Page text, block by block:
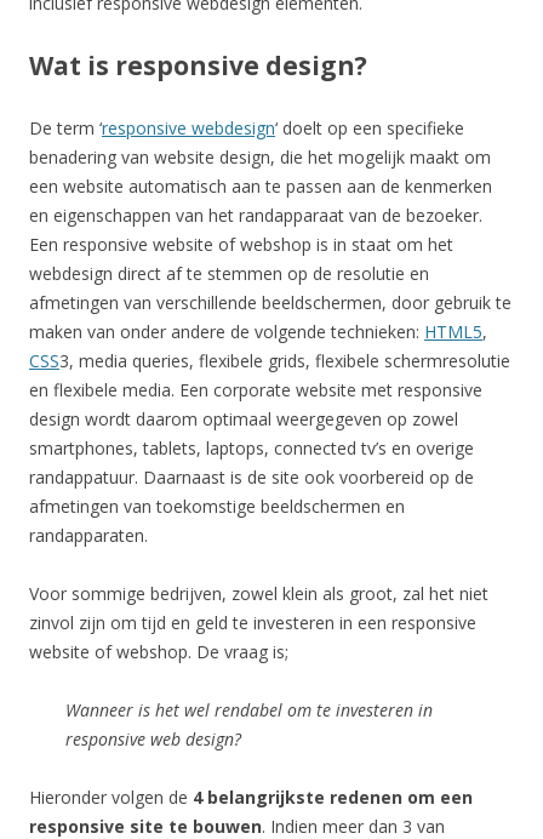
Wat is responsive design?
De term ‘responsive webdesign‘ doelt op een specifieke
benadering van website design, die het mogelijk maakt om
een website automatisch aan te passen aan de kenmerken
en eigenschappen van het randapparaat van de bezoeker.
Een responsive website of webshop is in staat om het
webdesign direct af te stemmen op de resolutie en
afmetingen van verschillende beeldschermen, door gebruik te
maken van onder andere de volgende technieken: HTML5,
CSS3, media queries, flexibele grids, flexibele schermresolutie
en flexibele media. Een corporate website met responsive
design wordt daarom optimaal weergegeven op zowel
smartphones, tablets, laptops, connected tv’s en overige
randappatuur. Daarnaast is de site ook voorbereid op de
afmetingen van toekomstige beeldschermen en
randapparaten.
Voor sommige bedrijven, zowel klein als groot, zal het niet
zinvol zijn om tijd en geld te investeren in een responsive
website of webshop. De vraag is;
Wanneer is het wel rendabel om te investeren in
responsive web design?
Hieronder volgen de 4 belangrijkste redenen om een
responsive site te bouwen. Indien meer dan 3 van